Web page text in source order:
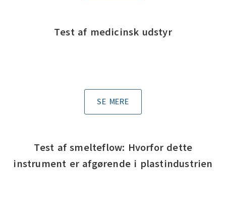
Test af medicinsk udstyr
SE MERE
Test af smelteflow: Hvorfor dette
instrument er afgørende i plastindustrien